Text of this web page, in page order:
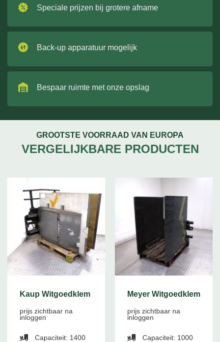
Speciale prijzen bij grotere afname
Back-up apparatuur mogelijk
Bespaar ruimte met onze opslag
GROOTSTE VOORRAAD VAN EUROPA
VERGELIJKBARE PRODUCTEN
Kaup Witgoedklem
prijs zichtbaar na
inloggen
Capaciteit: 1400
Meyer Witgoedklem
prijs zichtbaar na
inloggen
Capaciteit: 1000